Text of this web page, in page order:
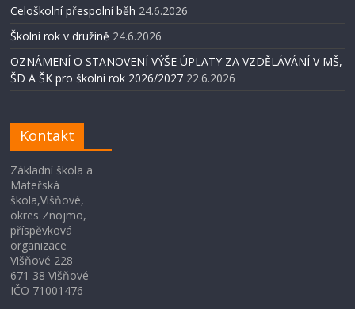
Celoškolní přespolní běh 24.6.2026
Školní rok v družině 24.6.2026
OZNÁMENÍ O STANOVENÍ VÝŠE ÚPLATY ZA VZDĚLÁVÁNÍ V MŠ,
ŠD A ŠK pro školní rok 2026/2027 22.6.2026
Kontakt
Základní škola a
Mateřská
škola,Višňové,
okres Znojmo,
příspěvková
organizace
Višňové 228
671 38 Višňové
IČO 71001476